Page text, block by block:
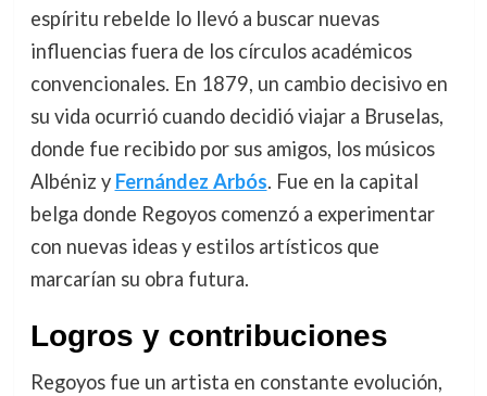
espíritu rebelde lo llevó a buscar nuevas
influencias fuera de los círculos académicos
convencionales. En 1879, un cambio decisivo en
su vida ocurrió cuando decidió viajar a Bruselas,
donde fue recibido por sus amigos, los músicos
Albéniz y Fernández Arbós. Fue en la capital
belga donde Regoyos comenzó a experimentar
con nuevas ideas y estilos artísticos que
marcarían su obra futura.
Logros y contribuciones
Regoyos fue un artista en constante evolución,